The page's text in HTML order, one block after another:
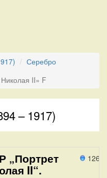
Серебро
II» F
– 1917)
126
„Портрет
II“.